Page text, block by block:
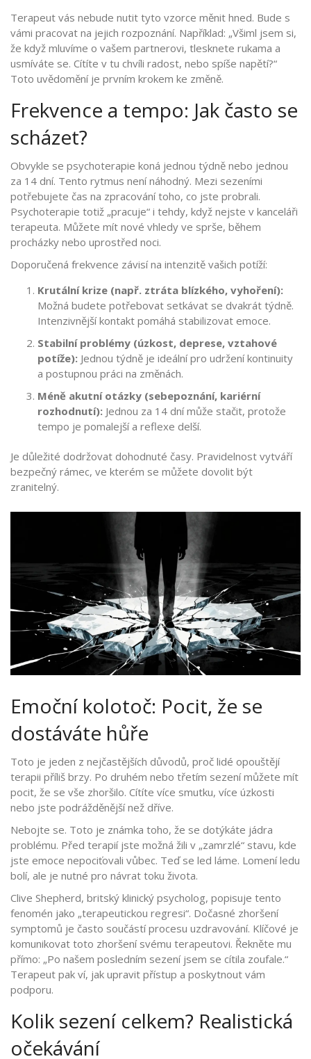
Terapeut vás nebude nutit tyto vzorce měnit hned. Bude s
vámi pracovat na jejich rozpoznání. Například: „Všiml jsem si,
že když mluvíme o vašem partnerovi, tlesknete rukama a
usmíváte se. Cítíte v tu chvíli radost, nebo spíše napětí?“
Toto uvědomění je prvním krokem ke změně.
Frekvence a tempo: Jak často se
scházet?
Obvykle se psychoterapie koná jednou týdně nebo jednou
za 14 dní. Tento rytmus není náhodný. Mezi sezeními
potřebujete čas na zpracování toho, co jste probrali.
Psychoterapie totiž „pracuje“ i tehdy, když nejste v kanceláři
terapeuta. Můžete mít nové vhledy ve sprše, během
procházky nebo uprostřed noci.
Doporučená frekvence závisí na intenzitě vašich potíží:
Krutální krize (např. ztráta blízkého, vyhoření):
Možná budete potřebovat setkávat se dvakrát týdně.
Intenzivnější kontakt pomáhá stabilizovat emoce.
Stabilní problémy (úzkost, deprese, vztahové
potíže): Jednou týdně je ideální pro udržení kontinuity
a postupnou práci na změnách.
Méně akutní otázky (sebepoznání, kariérní
rozhodnutí): Jednou za 14 dní může stačit, protože
tempo je pomalejší a reflexe delší.
Je důležité dodržovat dohodnuté časy. Pravidelnost vytváří
bezpečný rámec, ve kterém se můžete dovolit být
zranitelný.
Emoční kolotoč: Pocit, že se
dostáváte hůře
Toto je jeden z nejčastějších důvodů, proč lidé opouštějí
terapii příliš brzy. Po druhém nebo třetím sezení můžete mít
pocit, že se vše zhoršilo. Cítíte více smutku, více úzkosti
nebo jste podrážděnější než dříve.
Nebojte se. Toto je známka toho, že se dotýkáte jádra
problému. Před terapií jste možná žili v „zamrzlé“ stavu, kde
jste emoce nepociťovali vůbec. Teď se led láme. Lomení ledu
bolí, ale je nutné pro návrat toku života.
Clive Shepherd, britský klinický psycholog, popisuje tento
fenomén jako „terapeutickou regresi“. Dočasné zhoršení
symptomů je často součástí procesu uzdravování. Klíčové je
komunikovat toto zhoršení svému terapeutovi. Řekněte mu
přímo: „Po našem posledním sezení jsem se cítila zoufale.“
Terapeut pak ví, jak upravit přístup a poskytnout vám
podporu.
Kolik sezení celkem? Realistická
očekávání